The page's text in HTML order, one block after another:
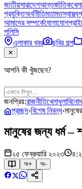
জাতীয়সারাদেশআন্তর্জাতিক
প্রযুক্তিঅর্থনীতিমতামতস্বাস্থ্য
আমাদের সম্পর্কেযোগাযোগ
পলিসি
এলাকার খবর
ছবির গল্প
✕
আপনি কী খুঁজছেন?
জনপ্রিয়:রাজনীতিখেলাধুলা
প্রচ্ছদ›বিশেষ নিবন্ধ›
মানুষের জন্য ধর্ম –
২৫ ফেব্রুয়ারি ২০২৩
অ+ অ-